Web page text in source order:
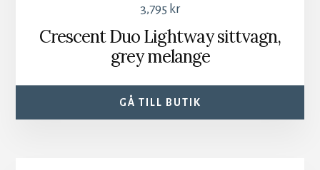
3,795 kr
Crescent Duo Lightway sittvagn,
grey melange
GÅ TILL BUTIK